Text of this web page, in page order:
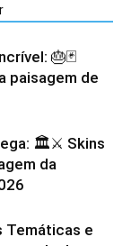
🎂🃏
paisagem de
🏛️⚔️ Skins
da
Temáticas e